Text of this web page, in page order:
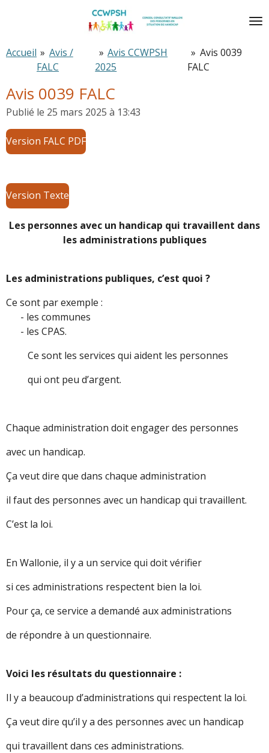
principal
Accueil » Avis /
FALC
» Avis CCWPSH
2025
» Avis 0039
FALC
Avis 0039 FALC
Publié le 25 mars 2025 à 13:43
Version FALC PDF
Version Texte
Les personnes avec un handicap qui travaillent dans
les administrations publiques
Les administrations publiques, c’est quoi ?
Ce sont par exemple :
- les communes
- les CPAS.
Ce sont les services qui aident les personnes
qui ont peu d’argent.
Chaque administration doit engager des personnes
avec un handicap.
Ça veut dire que dans chaque administration
il faut des personnes avec un handicap qui travaillent.
C’est la loi.
En Wallonie, il y a un service qui doit vérifier
si ces administrations respectent bien la loi.
Pour ça, ce service a demandé aux administrations
de répondre à un questionnaire.
Voici les résultats du questionnaire :
Il y a beaucoup d’administrations qui respectent la loi.
Ça veut dire qu’il y a des personnes avec un handicap
qui travaillent dans ces administrations.